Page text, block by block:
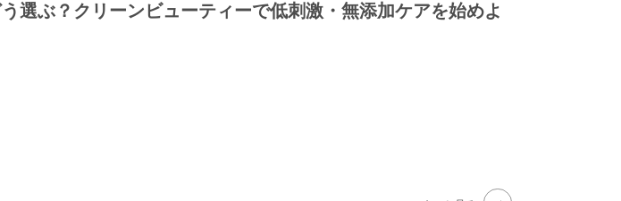
選ぶ？クリーンビューティーで低刺激・無添加ケアを始めよ